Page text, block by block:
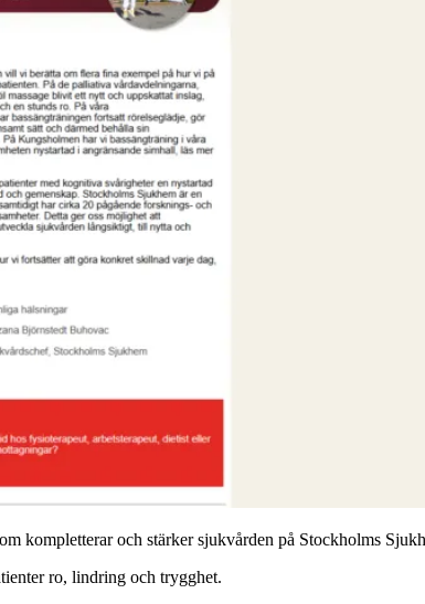
kompletterar och stärker sjukvården på Stockholms
ro, lindring och trygghet.